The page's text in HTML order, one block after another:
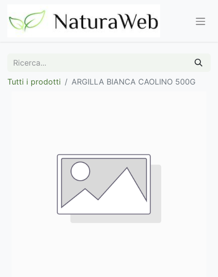
Tutti i prodotti ARGILLA BIANCA CAOLINO 500G